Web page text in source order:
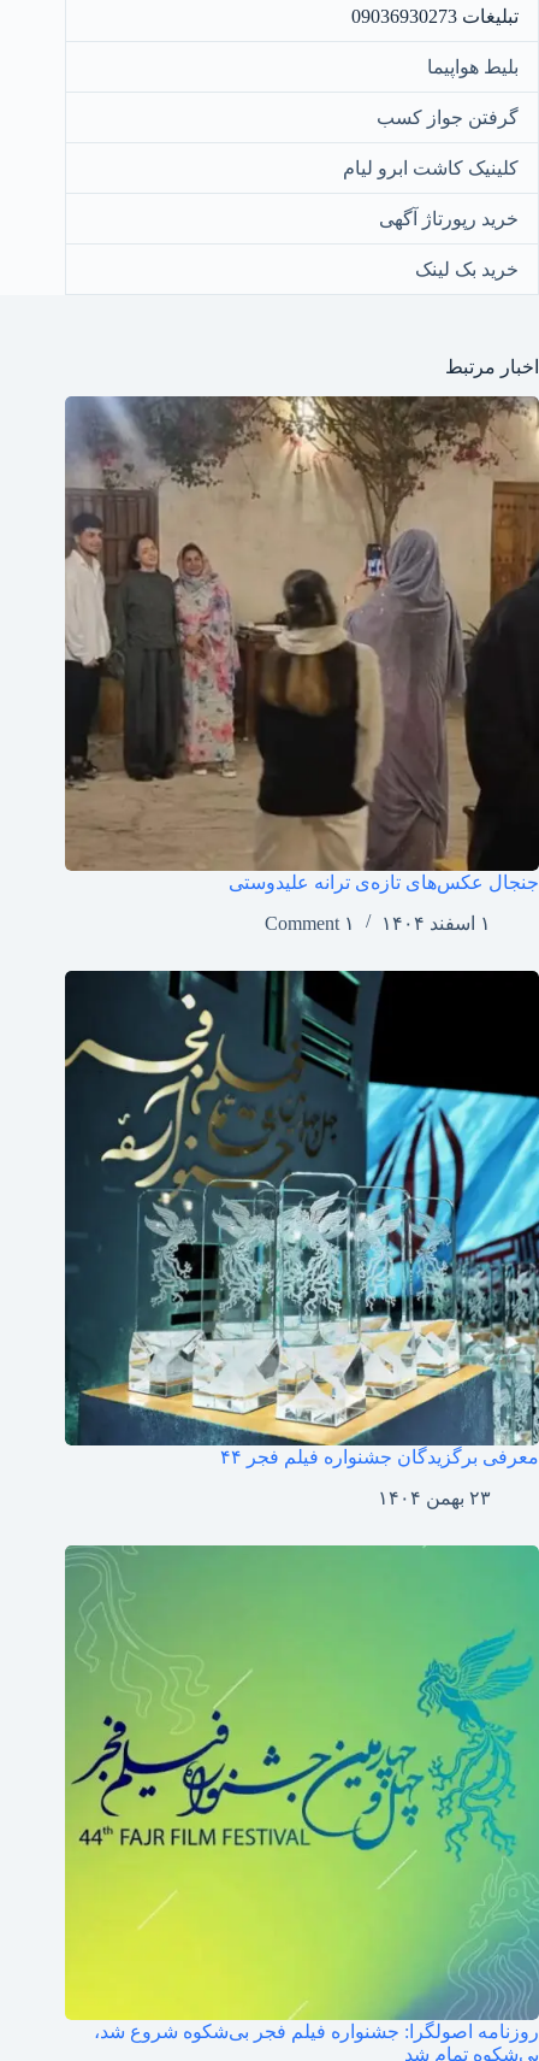
تبلیغات 09036930273
بلیط هواپیما
گرفتن جواز کسب
کلینیک کاشت ابرو لیام
خرید رپورتاژ آگهی
خرید بک لینک
اخبار مرتبط
جنجال عکس‌های تازه‌ی ترانه علیدوستی
۱ اسفند ۱۴۰۴
۱ Comment
معرفی برگزیدگان جشنواره فیلم فجر ۴۴
۲۳ بهمن ۱۴۰۴
روزنامه اصولگرا: جشنواره فیلم فجر بی‌شکوه شروع شد،
بی‌شکوه تمام شد